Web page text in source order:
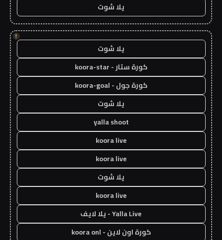
يلا شوت
!
يلا شوت
كورة ستار - koora-star
كورة جول - koora-goal
يلا شوت
yalla shoot
koora live
koora live
يلا شوت
koora live
Yalla Live - يلا لايف
كورة اون لاين - koora onl